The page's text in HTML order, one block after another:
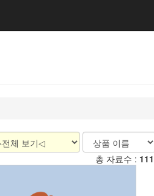
총 자료수 : 111